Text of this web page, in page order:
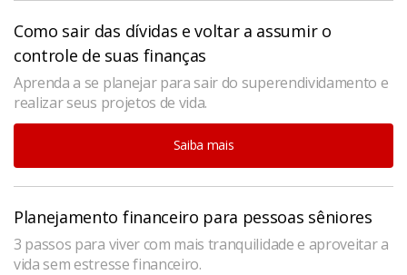
Como sair das dívidas e voltar a assumir o
controle de suas finanças
Aprenda a se planejar para sair do superendividamento e
realizar seus projetos de vida.
Saiba mais
Planejamento financeiro para pessoas sêniores
3 passos para viver com mais tranquilidade e aproveitar a
vida sem estresse financeiro.